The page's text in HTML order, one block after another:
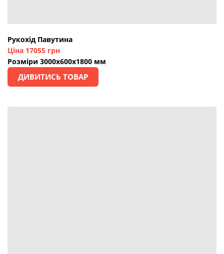
Рукохід Павутина
Ціна 17055 грн
Розміри 3000х600х1800 мм
ДИВИТИСЬ ТОВАР